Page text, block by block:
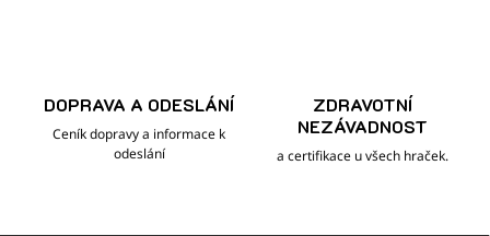
DOPRAVA A ODESLÁNÍ
Ceník dopravy a informace k
odeslání
ZDRAVOTNÍ
NEZÁVADNOST
a certifikace u všech hraček.